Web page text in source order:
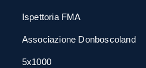
Ispettoria FMA
Associazione Donboscoland
5x1000